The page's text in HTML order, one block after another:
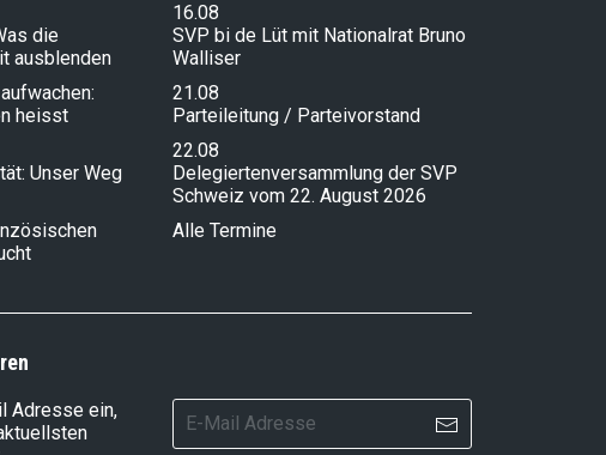
die
ausblenden
heisst
Unser Weg
16.08
SVP bi de Lüt mit Nationalrat Bruno
Walliser
21.08
Parteileitung / Parteivorstand
22.08
Delegiertenversammlung der SVP
Schweiz vom 22. August 2026
Alle Termine
Adresse ein,